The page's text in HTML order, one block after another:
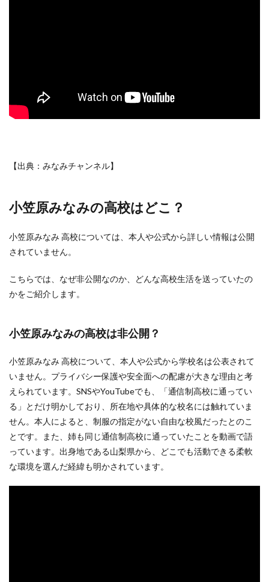
【出典：みなみチャンネル】
小笠原みなみの高校はどこ？
小笠原みなみ 高校については、本人や公式から詳しい情報は公開
されていません。
こちらでは、なぜ非公開なのか、どんな高校生活を送っていたの
かをご紹介します。
小笠原みなみの高校は非公開？
小笠原みなみ 高校について、本人や公式から学校名は公表されて
いません。プライバシー保護や安全面への配慮が大きな理由と考
えられています。SNSやYouTubeでも、「通信制高校に通ってい
る」とだけ明かしており、所在地や具体的な校名には触れていま
せん。本人によると、制服の指定がない自由な校風だったとのこ
とです。また、姉も同じ通信制高校に通っていたことを動画で語
っています。出身地である山梨県から、どこでも活動できる柔軟
な環境を選んだ経緯も明かされています。